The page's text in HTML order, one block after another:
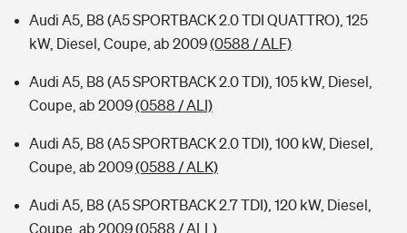
Audi A5, B8 (A5 SPORTBACK 2.0 TDI QUATTRO), 125
kW, Diesel, Coupe, ab 2009(0588 / ALF)
Audi A5, B8 (A5 SPORTBACK 2.0 TDI), 105 kW, Diesel,
Coupe, ab 2009(0588 / ALI)
Audi A5, B8 (A5 SPORTBACK 2.0 TDI), 100 kW, Diesel,
Coupe, ab 2009(0588 / ALK)
Audi A5, B8 (A5 SPORTBACK 2.7 TDI), 120 kW, Diesel,
Coupe, ab 2009(0588 / ALL)